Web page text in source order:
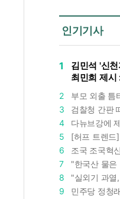
인기기사
1
김민석 '신
최민희 제시
2
3
4
5
6
7
8
9